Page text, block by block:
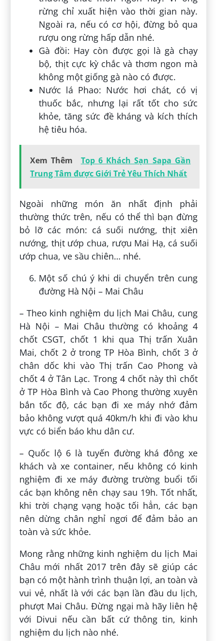
rừng chỉ xuất hiện vào thời gian này.
Ngoài ra, nếu có cơ hội, đừng bỏ qua
rượu ong rừng hấp dẫn nhé.
Gà đồi: Hay còn được gọi là gà chạy
bộ, thịt cực kỳ chắc và thơm ngon mà
không một giống gà nào có được.
Nước lá Phao: Nước hơi chát, có vị
thuốc bắc, nhưng lại rất tốt cho sức
khỏe, tăng sức đề kháng và kích thích
hệ tiêu hóa.
Xem Thêm
Top 6 Khách Sạn Sapa Gần
Trung Tâm được Giới Trẻ Yêu Thích Nhất
Ngoài những món ăn nhất định phải
thường thức trên, nếu có thể thì bạn đừng
bỏ lỡ các món: cá suối nướng, thịt xiên
nướng, thịt ướp chua, rượu Mai Hạ, cá suối
ướp chua, ve sầu chiên… nhé.
Một số chú ý khi di chuyển trên cung
đường Hà Nội – Mai Châu
– Theo kinh nghiệm du lịch Mai Châu, cung
Hà Nội – Mai Châu thường có khoảng 4
chốt CSGT, chốt 1 khi qua Thị trấn Xuân
Mai, chốt 2 ở trong TP Hòa Bình, chốt 3 ở
chân dốc khi vào Thị trấn Cao Phong và
chốt 4 ở Tân Lạc. Trong 4 chốt này thì chốt
ở TP Hòa Bình và Cao Phong thường xuyên
bắn tốc độ, các bạn đi xe máy nhớ đảm
bảo không vượt quá 40km/h khi đi vào khu
vực có biển báo khu dân cư.
– Quốc lộ 6 là tuyến đường khá đông xe
khách và xe container, nếu không có kinh
nghiệm đi xe máy đường trường buổi tối
các bạn không nên chạy sau 19h. Tốt nhất,
khi trời chạng vạng hoặc tối hẳn, các bạn
nên dừng chân nghỉ ngơi để đảm bảo an
toàn và sức khỏe.
Mong rằng những kinh nghiệm du lịch Mai
Châu mới nhất 2017 trên đây sẽ giúp các
bạn có một hành trình thuận lợi, an toàn và
vui vẻ, nhất là với các bạn lần đầu du lịch,
phượt Mai Châu. Đừng ngại mà hãy liên hệ
với Divui nếu cần bất cứ thông tin, kinh
nghiệm du lịch nào nhé.